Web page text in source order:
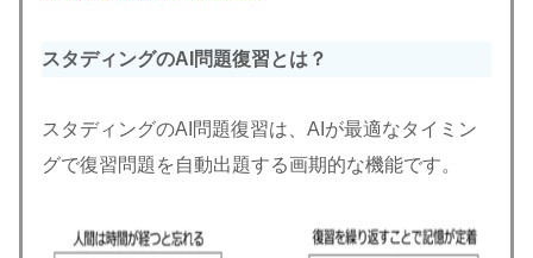
スタディングのAI問題復習とは？
スタディングのAI問題復習は、AIが最適なタイミン
グで復習問題を自動出題する画期的な機能です。